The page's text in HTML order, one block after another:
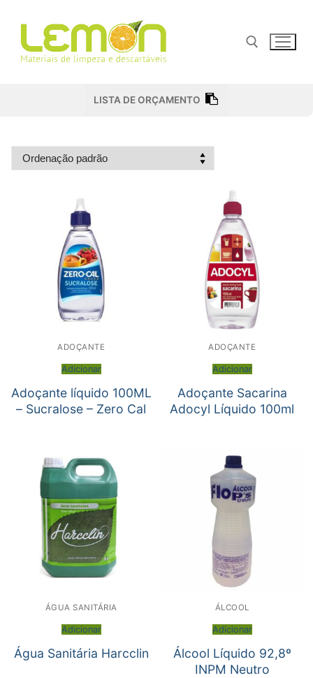
para
conteúdo
Pesquisar por:
LISTA DE ORÇAMENTO
ADOÇANTE
Adicionar
Adoçante líquido 100ML
– Sucralose – Zero Cal
ADOÇANTE
Adicionar
Adoçante Sacarina
Adocyl Líquido 100ml
ÁGUA SANITÁRIA
Adicionar
Água Sanitária Harcclin
ÁLCOOL
Adicionar
Álcool Líquido 92,8º
INPM Neutro